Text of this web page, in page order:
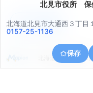
北見市役所 保
北海道北見市大通西３丁目
0157-25-1136
保存
北海道北見市朝日町
アプリで見る